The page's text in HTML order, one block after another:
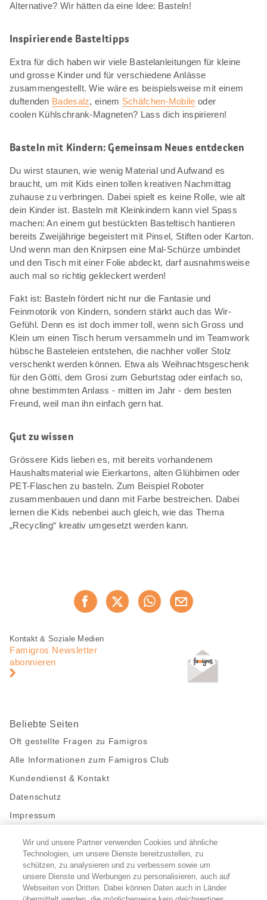
Alternative? Wir hätten da eine Idee: Basteln!
Inspirierende Basteltipps
Extra für dich haben wir viele Bastelanleitungen für kleine
und grosse Kinder und für verschiedene Anlässe
zusammengestellt. Wie wäre es beispielsweise mit einem
duftenden Badesalz, einem Schäfchen-Mobile oder
coolen Kühlschrank-Magneten? Lass dich inspirieren!
Basteln mit Kindern: Gemeinsam Neues entdecken
Du wirst staunen, wie wenig Material und Aufwand es
braucht, um mit Kids einen tollen kreativen Nachmittag
zuhause zu verbringen. Dabei spielt es keine Rolle, wie alt
dein Kinder ist. Basteln mit Kleinkindern kann viel Spass
machen: An einem gut bestückten Basteltisch hantieren
bereits Zweijährige begeistert mit Pinsel, Stiften oder Karton.
Und wenn man den Knirpsen eine Mal-Schürze umbindet
und den Tisch mit einer Folie abdeckt, darf ausnahmsweise
auch mal so richtig gekleckert werden!
Fakt ist: Basteln fördert nicht nur die Fantasie und
Feinmotorik von Kindern, sondern stärkt auch das Wir-
Gefühl. Denn es ist doch immer toll, wenn sich Gross und
Klein um einen Tisch herum versammeln und im Teamwork
hübsche Basteleien entstehen, die nachher voller Stolz
verschenkt werden können. Etwa als Weihnachtsgeschenk
für den Götti, dem Grosi zum Geburtstag oder einfach so,
ohne bestimmten Anlass - mitten im Jahr - dem besten
Freund, weil man ihn einfach gern hat.
Gut zu wissen
Grössere Kids lieben es, mit bereits vorhandenem
Haushaltsmaterial wie Eierkartons, alten Glühbirnen oder
PET-Flaschen zu basteln. Zum Beispiel Roboter
zusammenbauen und dann mit Farbe bestreichen. Dabei
lernen die Kids nebenbei auch gleich, wie das Thema
„Recycling“ kreativ umgesetzt werden kann.
Jetzt weiterempfehlen
Fusszeile
Fusszeile
Navigation
Kontakt & Soziale Medien
Famigros Newsletter
abonnieren
Beliebte Seiten
Oft gestellte Fragen zu Famigros
Alle Informationen zum Famigros Club
Kundendienst & Kontakt
Datenschutz
Impressum
Bleibe mit uns in Kontakt
Facebook
https://twitter.com/migros
https://www.youtube.com/user/
PinterestInstagram
Wir und unsere Partner verwenden Cookies und ähnliche
Technologien, um unsere Dienste bereitzustellen, zu
schützen, zu analysieren und zu verbessern sowie um
unsere Dienste und Werbungen zu personalisieren, auch auf
Webseiten von Dritten. Dabei können Daten auch in Länder